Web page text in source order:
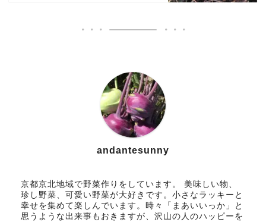
andantesunny
京都京北地域で野菜作りをしています。 美味しい物、
珍し野菜、可愛い野菜が大好きです。小さなラッキーと
幸せを集めて楽しんでいます。時々「まあいいっか」と
思うような出来事もおきますが、沢山の人のハッピーを